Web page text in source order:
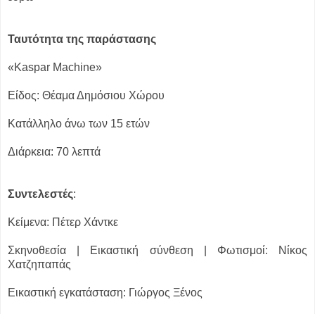
Ταυτότητα της παράστασης
«Kaspar Machine»
Eίδος: Θέαμα Δημόσιου Χώρου
Κατάλληλο άνω των 15 ετών
Διάρκεια: 70 λεπτά
Συντελεστές:
Κείμενα: Πέτερ Χάντκε
Σκηνοθεσία | Εικαστική σύνθεση | Φωτισμοί: Νίκος
Χατζηπαπάς
Εικαστική εγκατάσταση: Γιώργος Ξένος